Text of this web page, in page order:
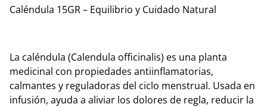
Caléndula 15GR – Equilibrio y Cuidado Natural
La caléndula (Calendula officinalis) es una planta
medicinal con propiedades antiinflamatorias,
calmantes y reguladoras del ciclo menstrual. Usada en
infusión, ayuda a aliviar los dolores de regla, reducir la